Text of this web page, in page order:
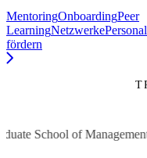
MentoringOnboardingPeer
LearningNetzwerke
fördern